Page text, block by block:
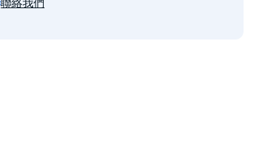
聯絡我們